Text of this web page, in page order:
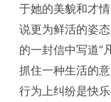
于她的美貌和才
说更为鲜活的姿
的一封信中写道“
抓住一种生活的
行为上纠纷是快